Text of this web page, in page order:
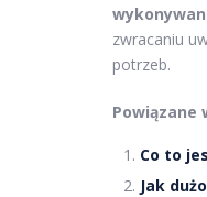
zwracaniu
potrzeb.
Powiązane
Co to
Jak